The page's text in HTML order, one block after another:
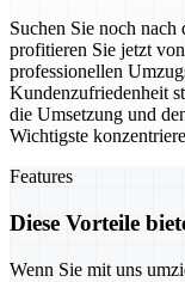
Suchen Sie noch
profitieren Sie jetzt
professionellen
Kundenzufriedenheit
die Umsetzung und
Wichtigste
Features
Diese Vorteile
Wenn Sie mit uns